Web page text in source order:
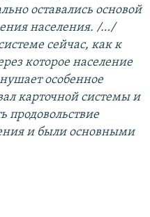
оставались основой
населения. /…/
сейчас, как к
которое население
особенное
карточной системы и
продовольствие
и были основными